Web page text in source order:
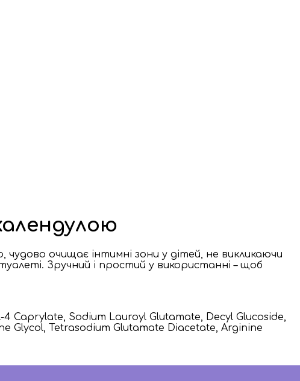
очищає інтимні зони у дітей, не викликаючи
Зручний і простий у використанні – щоб
Caprylate, Sodium Lauroyl Glutamate, Decyl Glucoside,
Glycol, Tetrasodium Glutamate Diacetate, Arginine